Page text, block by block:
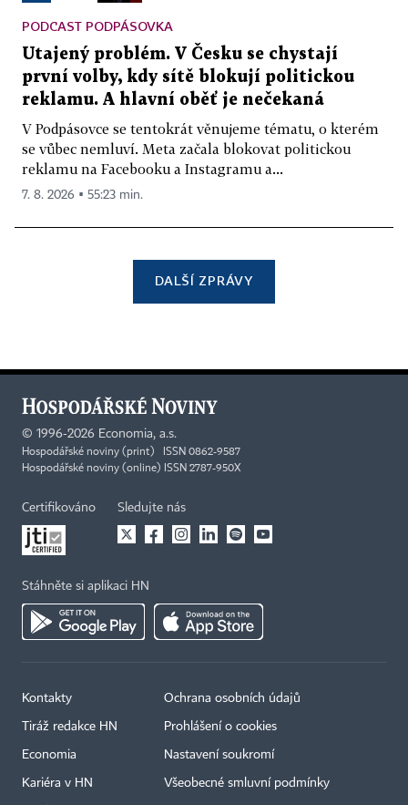
PODCAST PODPÁSOVKA
Utajený problém. V Česku se chystají
první volby, kdy sítě blokují politickou
reklamu. A hlavní oběť je nečekaná
V Podpásovce se tentokrát věnujeme tématu, o kterém
se vůbec nemluví. Meta začala blokovat politickou
reklamu na Facebooku a Instagramu a...
7. 8. 2026 ▪ 55:23 min.
DALŠÍ ZPRÁVY
© 1996-2026 Economia, a.s.
Hospodářské noviny (print) ISSN 0862-9587
Hospodářské noviny (online) ISSN 2787-950X
Certifikováno Sledujte nás
Stáhněte si aplikaci HN
Kontakty
Tiráž redakce HN
Economia
Kariéra v HN
Ochrana osobních údajů
Prohlášení o cookies
Nastavení soukromí
Všeobecné smluvní podmínky